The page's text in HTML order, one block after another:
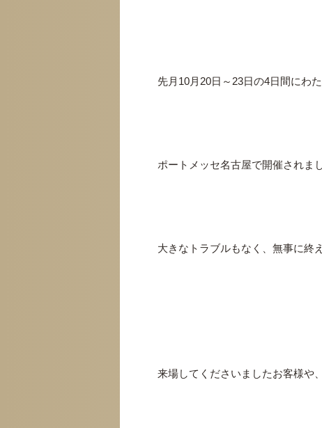
先月10月20日～23日の4日間にわ
ポートメッセ名古屋で開催されま
大きなトラブルもなく、無事に終
来場してくださいましたお客様や、